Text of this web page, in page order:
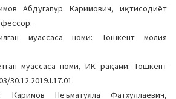
Абдугапур Каримович, иқтисодиёт
муассаса номи: Тошкент молия
муассаса номи, ИК рақами: Тошкент
30.12.2019.I.17.01.
Каримов Неъматулла Фатхуллаевич,